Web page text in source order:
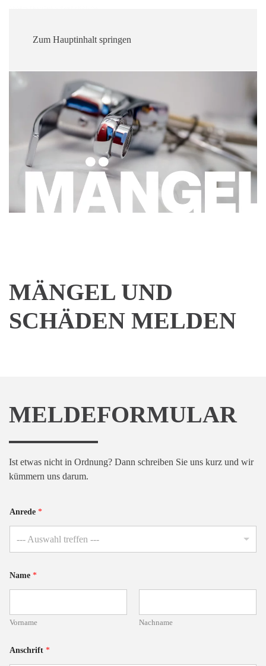
Zum Hauptinhalt springen
MÄNGEL UND
SCHÄDEN MELDEN
MELDEFORMULAR
Ist etwas nicht in Ordnung? Dann schreiben Sie uns kurz und wir
kümmern uns darum.
Anrede *
--- Auswahl treffen ---
Name *
Vorname Nachname
Anschrift *